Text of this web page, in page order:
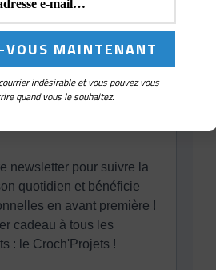
indésirable et vous pouvez vous
quand vous le souhaitez.